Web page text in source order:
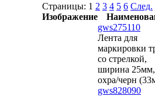
Страницы: 1 2 3 4 5 6 След.
Изображение
gws275110
Лента для
маркировки
со стрелкой,
ширина 25мм,
охра/черн
gws828090